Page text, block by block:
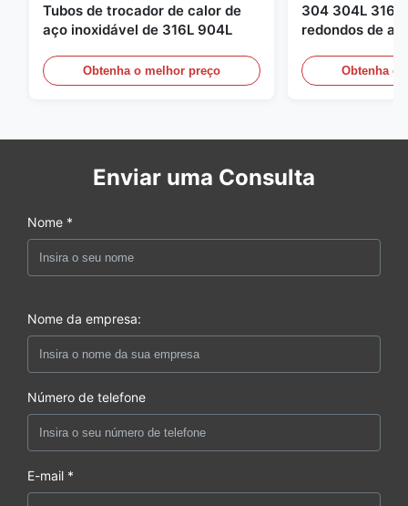
Tubos de trocador de calor de
aço inoxidável de 316L 904L
Obtenha o melhor preço
304 304L 316
redondos de
Obtenha o
Enviar uma Consulta
Nome *
Nome da empresa:
Número de telefone
E-mail *